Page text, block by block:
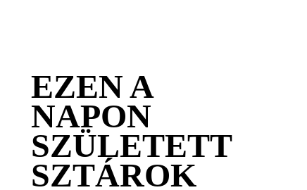
EZEN A
NAPON
SZÜLETETT
SZTÁROK